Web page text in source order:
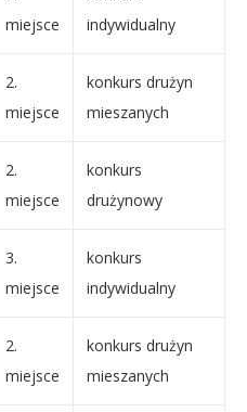
miejsce
indywidualny
2.
miejsce
konkurs drużyn
mieszanych
2.
miejsce
konkurs
drużynowy
3.
miejsce
konkurs
indywidualny
2.
miejsce
konkurs drużyn
mieszanych